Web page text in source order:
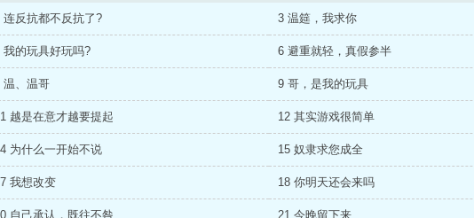
连反抗都不反抗了? 3 温筵，我求你
我的玩具好玩吗? 6 避重就轻，真假参半
温、温哥 9 哥，是我的玩具
越是在意才越要提起 12 其实游戏很简单
为什么一开始不说 15 奴隶求您成全
我想改变 18 你明天还会来吗
自己承认，既往不咎 21 今晚留下来